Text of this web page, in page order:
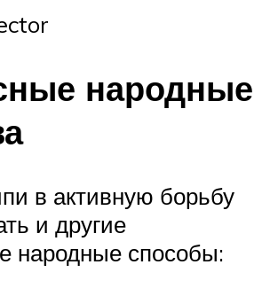
народные
в активную борьбу
и другие
народные способы: